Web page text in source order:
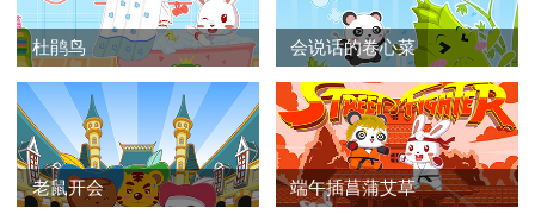
杜鹃鸟 会说话的卷心菜
老鼠开会 端午插菖蒲艾草